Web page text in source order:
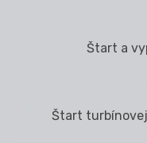
Navigácia
Previous
Štart a
Next
Štart